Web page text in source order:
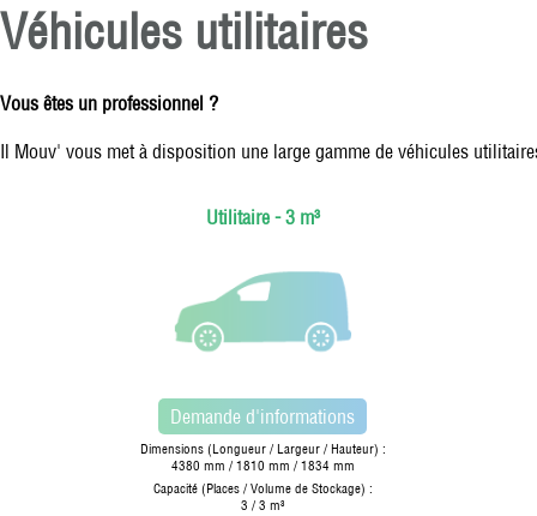
Véhicules utilitaires
Vous êtes un professionnel ?
Il Mouv' vous met à disposition une large gamme de véhicules
Utilitaire - 3 m³
Demande d'informations
Dimensions (Longueur / Largeur / Hauteur) :
4380 mm / 1810 mm / 1834 mm
Capacité (Places / Volume de Stockage) :
3 / 3 m³